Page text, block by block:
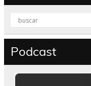
Podcast